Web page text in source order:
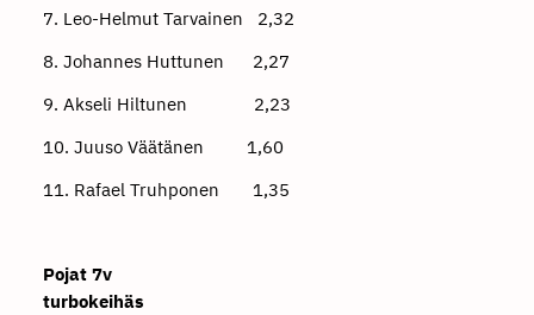
7. Leo-Helmut Tarvainen 2,32
8. Johannes Huttunen 2,27
9. Akseli Hiltunen 2,23
10. Juuso Väätänen 1,60
11. Rafael Truhponen 1,35
Pojat 7v
turbokeihäs